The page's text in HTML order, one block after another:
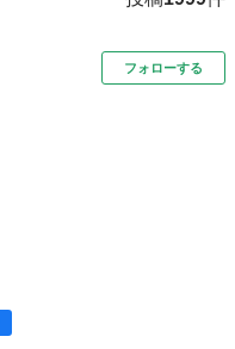
フォローする